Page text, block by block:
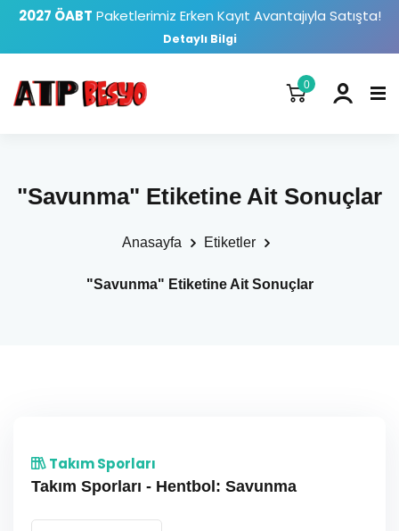
2027 ÖABT Paketlerimiz Erken Kayıt Avantajıyla Satışta!
Detaylı Bilgi
0
"Savunma" Etiketine Ait Sonuçlar
Anasayfa Etiketler
"Savunma" Etiketine Ait Sonuçlar
Takım Sporları
Takım Sporları - Hentbol: Savunma